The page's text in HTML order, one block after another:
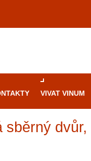
VIVAT VINUM
sběrný
Průvodce